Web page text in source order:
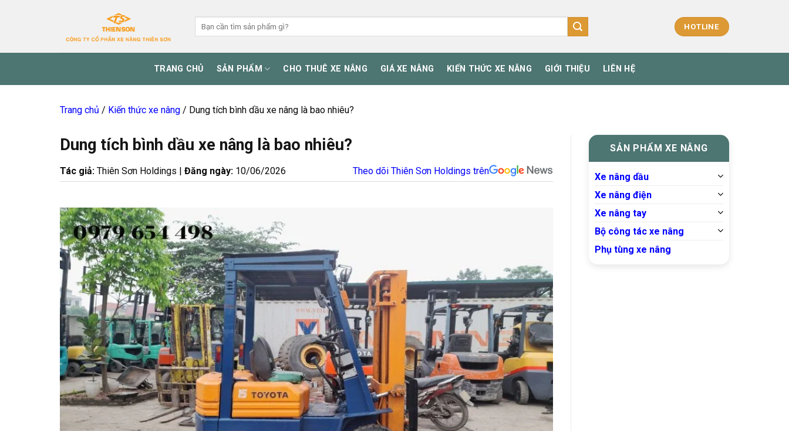
kiếm:
HOTLINE
TRANG CHỦ SẢN PHẨM CHO THUÊ XE NÂNG GIÁ XE NÂNG KIẾN THỨC XE NÂNG GIỚI THIỆU LIÊN HỆ
Trang chủ / Kiến thức xe nâng / Dung tích bình dầu xe nâng là bao nhiêu?
Dung tích bình dầu xe nâng là bao nhiêu?
Tác giả: Thiên Sơn Holdings | Đăng ngày: 10/06/2026 Theo dõi Thiên Sơn Holdings trên
SẢN PHẨM XE NÂNG
Xe nâng dầu
Xe nâng điện
Xe nâng tay
Bộ công tác xe nâng
Phụ tùng xe nâng